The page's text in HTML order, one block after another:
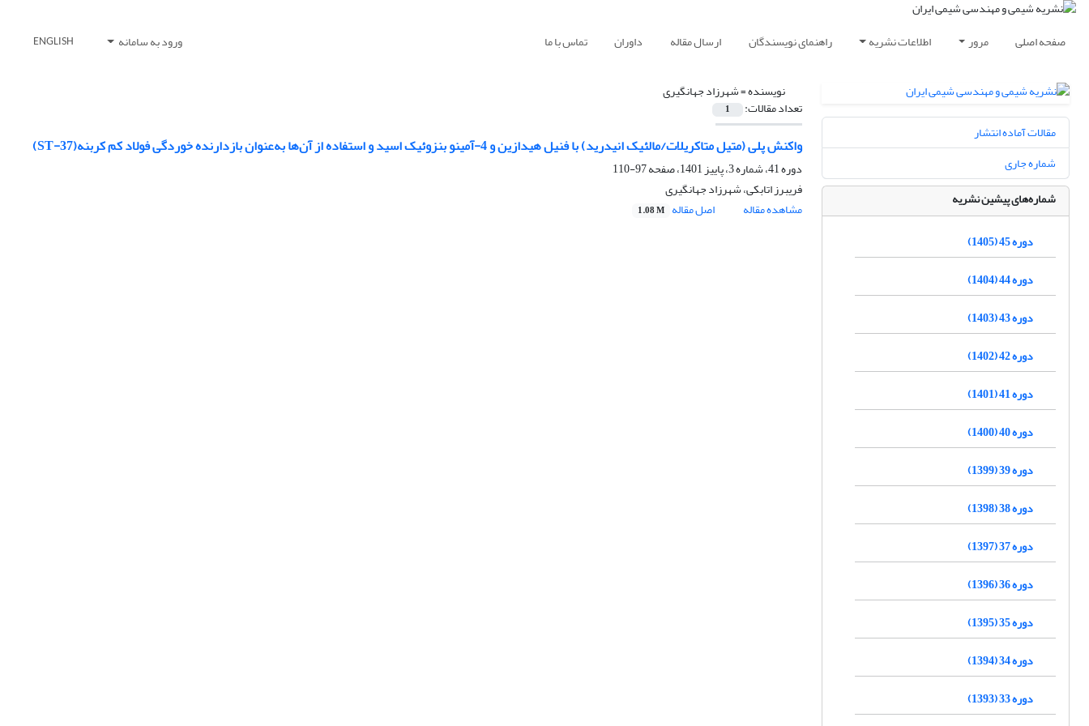
صفحه اصلی مرور اطلاعات نشریه راهنمای نویسندگان ارسال مقاله داوران تماس با ما ورود به سامانه ENGLISH
نویسنده =شهرزاد جهانگیری
تعداد مقالات: 1
واکنش پلی (متیل متاکریلات/مالئیک انیدرید) با فنیل هیدازین و 4-آمینو بنزوئیک اسید و استفاده از آن‌ها به‌عنوان بازدارنده خوردگی فولاد کم کربنه(ST-37)
دوره 41، شماره 3، پاییز 1401، صفحه
97-110
فریبرز اتابکی، شهرزاد جهانگیری
مشاهده مقاله
اصل مقاله 1.08 M
مقالات آماده انتشار
شماره جاری
شماره‌های پیشین نشریه
دوره 45 (1405)
دوره 44 (1404)
دوره 43 (1403)
دوره 42 (1402)
دوره 41 (1401)
دوره 40 (1400)
دوره 39 (1399)
دوره 38 (1398)
دوره 37 (1397)
دوره 36 (1396)
دوره 35 (1395)
دوره 34 (1394)
دوره 33 (1393)